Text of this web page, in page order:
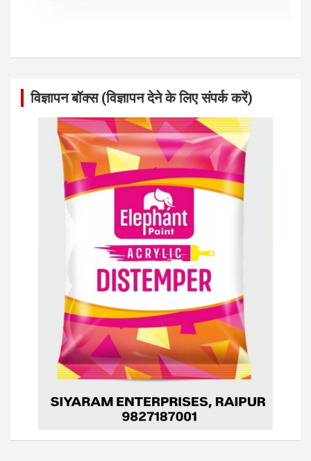
विज्ञापन बॉक्स (विज्ञापन देने के लिए संपर्क करें)